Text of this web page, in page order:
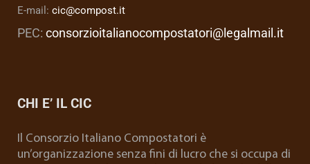
E-mail: cic@compost.it
PEC: consorzioitalianocompostatori@legalmail.it
CHI E’ IL CIC
Il Consorzio Italiano Compostatori è
un’organizzazione senza fini di lucro che si occupa di